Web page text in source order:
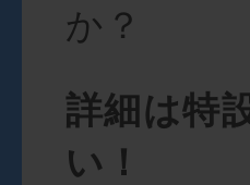
か？
詳細は特
い！